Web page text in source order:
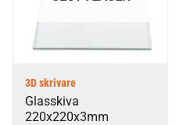
3D skrivare
Glasskiva
220x220x3mm